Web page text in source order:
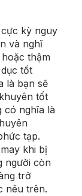
kỳ nguy
và nghĩ
thậm
tốt
là bạn sẽ
tốt
có nghĩa là
tạp.
khi bị
người còn
trở
nêu trên.